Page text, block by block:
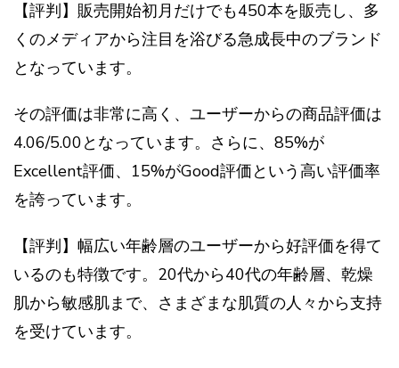
【評判】販売開始初月だけでも450本を販売し、多
くのメディアから注目を浴びる急成長中のブランド
となっています。
その評価は非常に高く、ユーザーからの商品評価は
4.06/5.00となっています。さらに、85%が
Excellent評価、15%がGood評価という高い評価率
を誇っています。
【評判】幅広い年齢層のユーザーから好評価を得て
いるのも特徴です。20代から40代の年齢層、乾燥
肌から敏感肌まで、さまざまな肌質の人々から支持
を受けています。